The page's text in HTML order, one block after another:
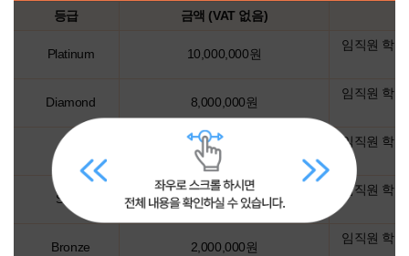
등급 금액 (VAT 없음)
Platinum 10,000,000원
임직원 학
Diamond 8,000,000원
임직원 학
Gold 6,000,000원
임직원 학
Silver 4,000,000원
임직원 학
Bronze 2,000,000원
임직원 학